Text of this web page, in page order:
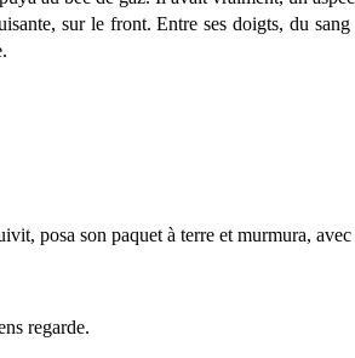
sur le front. Entre ses doigts, du
posa son paquet à terre et murmura, avec
regarde.